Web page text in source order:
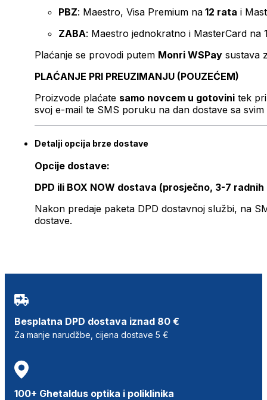
PBZ: Maestro, Visa Premium na 12 rata i
ZABA: Maestro jednokratno i MasterCard na
Plaćanje se provodi putem Monri WSPay sustava
PLAĆANJE PRI PREUZIMANJU (POUZEĆEM)
Proizvode plaćate samo novcem u gotovini tek
svoj e-mail te SMS poruku na dan dostave sa svim
Detalji opcija brze dostave
Opcije dostave:
DPD ili BOX NOW dostava (prosječno, 3-7 radnih
Nakon predaje paketa DPD dostavnoj službi, na
dostave.
Besplatna DPD dostava iznad 80 €
Za manje narudžbe, cijena dostave 5 €
100+ Ghetaldus optika i poliklinika